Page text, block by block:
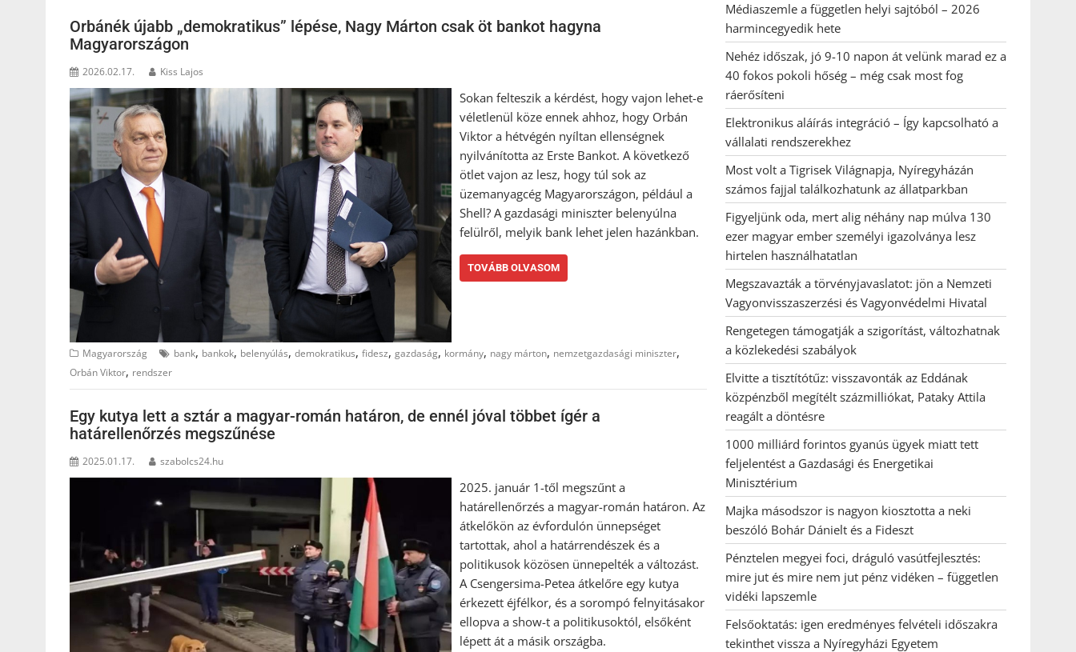
Orbánék újabb „demokratikus” lépése, Nagy Márton csak öt bankot hagyna
Magyarországon
2026.02.17. Kiss Lajos
Sokan felteszik a kérdést, hogy vajon lehet-e
véletlenül köze ennek ahhoz, hogy Orbán
Viktor a hétvégén nyíltan ellenségnek
nyilvánította az Erste Bankot. A következő
ötlet vajon az lesz, hogy túl sok az
üzemanyagcég Magyarországon, például a
Shell? A gazdasági miniszter belenyúlna
felülről, melyik bank lehet jelen hazánkban.
TOVÁBB OLVASOM
Magyarország bank, bankok, belenyúlás, demokratikus, fidesz, gazdaság, kormány, nagy márton, nemzetgazdasági miniszter,
Orbán Viktor, rendszer
Egy kutya lett a sztár a magyar-román határon, de ennél jóval többet ígér a
határellenőrzés megszűnése
2025.01.17. szabolcs24.hu
2025. január 1-től megszűnt a
határellenőrzés a magyar-román határon. Az
átkelőkön az évfordulón ünnepséget
tartottak, ahol a határrendészek és a
politikusok közösen ünnepelték a változást.
A Csengersima-Petea átkelőre egy kutya
érkezett éjfélkor, és a sorompó felnyitásakor
ellopva a show-t a politikusoktól, elsőként
lépett át a másik országba.
Médiaszemle a független helyi sajtóból – 2026
harmincegyedik hete
Nehéz időszak, jó 9-10 napon át velünk marad ez a
40 fokos pokoli hőség – még csak most fog
ráerősíteni
Elektronikus aláírás integráció – Így kapcsolható a
vállalati rendszerekhez
Most volt a Tigrisek Világnapja, Nyíregyházán
számos fajjal találkozhatunk az állatparkban
Figyeljünk oda, mert alig néhány nap múlva 130
ezer magyar ember személyi igazolványa lesz
hirtelen használhatatlan
Megszavazták a törvényjavaslatot: jön a Nemzeti
Vagyonvisszaszerzési és Vagyonvédelmi Hivatal
Rengetegen támogatják a szigorítást, változhatnak
a közlekedési szabályok
Elvitte a tisztítótűz: visszavonták az Eddának
közpénzből megítélt százmilliókat, Pataky Attila
reagált a döntésre
1000 milliárd forintos gyanús ügyek miatt tett
feljelentést a Gazdasági és Energetikai
Minisztérium
Majka másodszor is nagyon kiosztotta a neki
beszóló Bohár Dánielt és a Fideszt
Pénztelen megyei foci, dráguló vasútfejlesztés:
mire jut és mire nem jut pénz vidéken – független
vidéki lapszemle
Felsőoktatás: igen eredményes felvételi időszakra
tekinthet vissza a Nyíregyházi Egyetem